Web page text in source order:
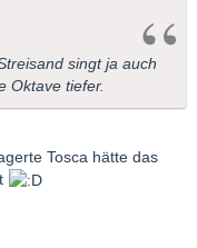
singt ja auch
Oktave tiefer.
Tosca hätte das